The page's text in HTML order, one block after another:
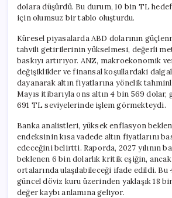
dolara düşürdü. Bu durum, 10 bin TL
için olumsuz bir tablo oluşturdu.
Küresel piyasalarda ABD dolarının
tahvili getirilerinin yükselmesi, değerli
baskıyı artırıyor. ANZ, makroekonomik
değişiklikler ve finansal koşullardaki
dayanarak altın fiyatlarına yönelik
Mayıs itibarıyla ons altın 4 bin 569 dolar,
691 TL seviyelerinde işlem görmekteydi.
Banka analistleri, yüksek enflasyon
endeksinin kısa vadede altın fiyatlarını
edeceğini belirtti. Raporda, 2027 yılının
beklenen 6 bin dolarlık kritik eşiğin, ancak
ortalarında ulaşılabileceği ifade edildi. Bu
güncel döviz kuru üzerinden yaklaşık 18
değer kaybı anlamına geliyor.